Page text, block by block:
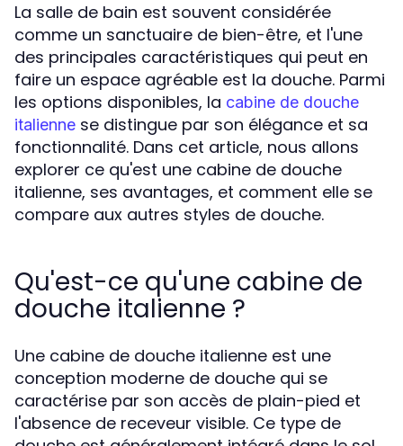
La salle de bain est souvent considérée
comme un sanctuaire de bien-être, et l'une
des principales caractéristiques qui peut en
faire un espace agréable est la douche. Parmi
les options disponibles, la cabine de douche
italienne se distingue par son élégance et sa
fonctionnalité. Dans cet article, nous allons
explorer ce qu'est une cabine de douche
italienne, ses avantages, et comment elle se
compare aux autres styles de douche.
Qu'est-ce qu'une cabine de
douche italienne ?
Une cabine de douche italienne est une
conception moderne de douche qui se
caractérise par son accès de plain-pied et
l'absence de receveur visible. Ce type de